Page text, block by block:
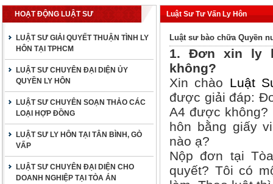
HOẠT ĐỘNG LUẬT SƯ
LUẬT SƯ GIẢI QUYẾT THUẬN TÌNH LY
HÔN TẠI TPHCM
LUẬT SƯ CHUYÊN ĐẠI DIỆN ỦY
QUYỀN LY HÔN
LUẬT SƯ CHUYÊN SOẠN THẢO CÁC
LOẠI HỢP ĐỒNG
LUẬT SƯ LY HÔN TẠI TÂN BÌNH, GÒ
VẤP
LUẬT SƯ CHUYÊN ĐẠI DIỆN CHO
DOANH NGHIỆP TẠI TÒA ÁN
Luật Sư Tư Vấn Ly Hôn
Luật sư bào chữa Quyền
1. Đơn xin ly
không?
Xin chào Luật
được giải đáp:
A4 được
hôn bằng giấy
nào ạ?
Nộp đơn tại
quyết? Tôi có